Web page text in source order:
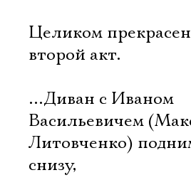
Целиком прекрасен
второй акт.
…Диван с Иваном
Васильевичем
Литовченко)
снизу,